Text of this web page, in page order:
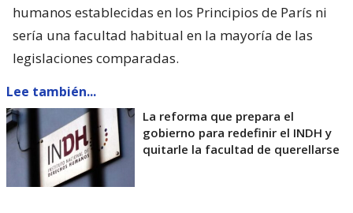
humanos establecidas en los Principios de París ni
sería una facultad habitual en la mayoría de las
legislaciones comparadas.
Lee también...
La reforma que prepara el
gobierno para redefinir el INDH y
quitarle la facultad de querellarse